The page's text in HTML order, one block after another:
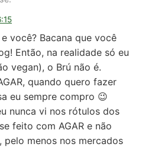
você? Bacana que você
Então, na realidade só eu
vegan), o Brú não é.
quando quero fazer
eu sempre compro 😉
nunca vi nos rótulos dos
feito com AGAR e não
pelo menos nos mercados